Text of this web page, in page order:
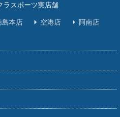
ラスポーツ実店舗
島本店 空港店 阿南店